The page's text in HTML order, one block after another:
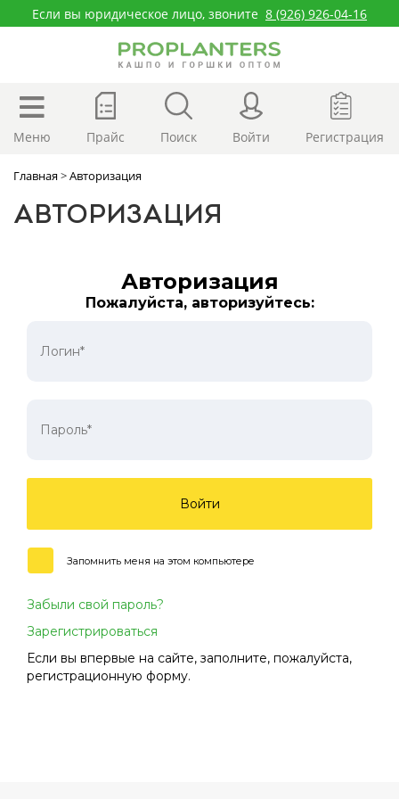
Если вы юридическое лицо, звоните 8 (926) 926-04-16
Меню Прайс Поиск Войти Регистрация
Главная>Авторизация
АВТОРИЗАЦИЯ
Авторизация
Пожалуйста, авторизуйтесь:
Запомнить меня на этом компьютере
Войти
Забыли свой пароль?
Зарегистрироваться
Если вы впервые на сайте, заполните, пожалуйста,
регистрационную форму.